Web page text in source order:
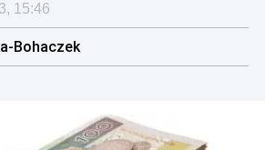
15:46
Bohaczek